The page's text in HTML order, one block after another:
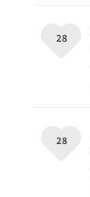
28
28